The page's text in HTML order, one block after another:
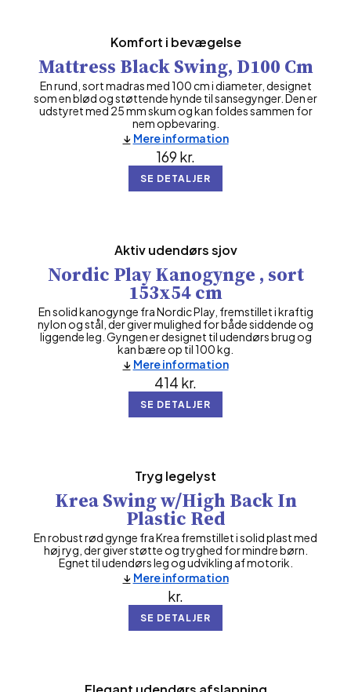
Komfort i bevægelse
Mattress Black Swing, D100 Cm
En rund, sort madras med 100 cm i diameter, designet
som en blød og støttende hynde til sansegynger. Den er
udstyret med 25 mm skum og kan foldes sammen for
nem opbevaring.
169 kr.
SE DETALJER
Mere information
Aktiv udendørs sjov
Nordic Play Kanogynge , sort
153x54 cm
En solid kanogynge fra Nordic Play, fremstillet i kraftig
nylon og stål, der giver mulighed for både siddende og
liggende leg. Gyngen er designet til udendørs brug og
kan bære op til 100 kg.
414 kr.
SE DETALJER
Mere information
Tryg legelyst
Krea Swing w/High Back In
Plastic Red
En robust rød gynge fra Krea fremstillet i solid plast med
høj ryg, der giver støtte og tryghed for mindre børn.
Egnet til udendørs leg og udvikling af motorik.
kr.
SE DETALJER
Mere information